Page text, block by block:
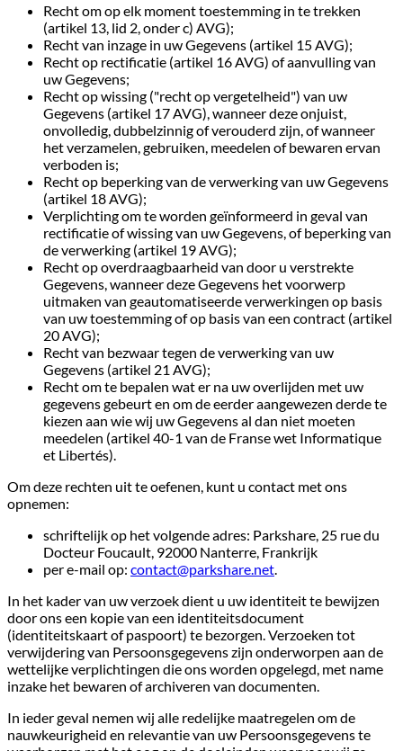
Recht om op elk moment toestemming in te trekken
(artikel 13, lid 2, onder c) AVG);
Recht van inzage in uw Gegevens (artikel 15 AVG);
Recht op rectificatie (artikel 16 AVG) of aanvulling van
uw Gegevens;
Recht op wissing ("recht op vergetelheid") van uw
Gegevens (artikel 17 AVG), wanneer deze onjuist,
onvolledig, dubbelzinnig of verouderd zijn, of wanneer
het verzamelen, gebruiken, meedelen of bewaren ervan
verboden is;
Recht op beperking van de verwerking van uw Gegevens
(artikel 18 AVG);
Verplichting om te worden geïnformeerd in geval van
rectificatie of wissing van uw Gegevens, of beperking van
de verwerking (artikel 19 AVG);
Recht op overdraagbaarheid van door u verstrekte
Gegevens, wanneer deze Gegevens het voorwerp
uitmaken van geautomatiseerde verwerkingen op basis
van uw toestemming of op basis van een contract (artikel
20 AVG);
Recht van bezwaar tegen de verwerking van uw
Gegevens (artikel 21 AVG);
Recht om te bepalen wat er na uw overlijden met uw
gegevens gebeurt en om de eerder aangewezen derde te
kiezen aan wie wij uw Gegevens al dan niet moeten
meedelen (artikel 40-1 van de Franse wet Informatique
et Libertés).
Om deze rechten uit te oefenen, kunt u contact met ons
opnemen:
schriftelijk op het volgende adres: Parkshare, 25 rue du
Docteur Foucault, 92000 Nanterre, Frankrijk
per e-mail op: contact@parkshare.net.
In het kader van uw verzoek dient u uw identiteit te bewijzen
door ons een kopie van een identiteitsdocument
(identiteitskaart of paspoort) te bezorgen. Verzoeken tot
verwijdering van Persoonsgegevens zijn onderworpen aan de
wettelijke verplichtingen die ons worden opgelegd, met name
inzake het bewaren of archiveren van documenten.
In ieder geval nemen wij alle redelijke maatregelen om de
nauwkeurigheid en relevantie van uw Persoonsgegevens te